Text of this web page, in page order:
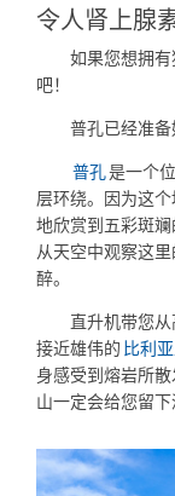
令人肾上腺
如果您想拥
吧！
普孔已经准备
普孔是一个
层环绕。因为这
地欣赏到五彩斑
从天空中观察这
醉。
直升机带您
接近雄伟的 比利
身感受到熔岩所
山一定会给您留下